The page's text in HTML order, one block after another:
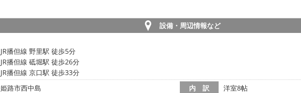
設備・周辺情報など
JR播但線 野里駅 徒歩5分
JR播但線 砥堀駅 徒歩26分
JR播但線 京口駅 徒歩33分
姫路市西中島 内 訳
洋室8帖